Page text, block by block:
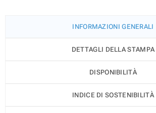
INFORMAZIONI GENERALI
DETTAGLI DELLA STAMPA
DISPONIBILITÀ
INDICE DI SOSTENIBILITÀ